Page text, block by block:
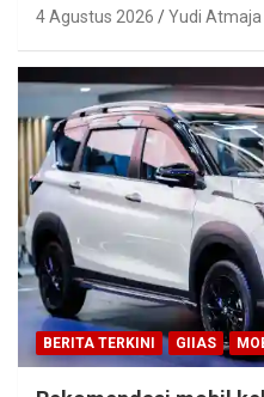
4 Agustus 2026 Yudi Atmaja
BERITA TERKINI GIIAS